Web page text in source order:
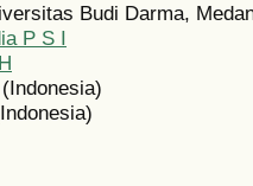
Budi Darma,
P S I